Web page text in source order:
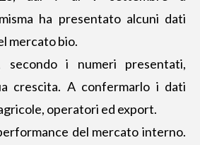
ha presentato alcuni dati
mercato bio.
secondo i numeri presentati,
crescita. A confermarlo i dati
operatori ed export.
del mercato interno.